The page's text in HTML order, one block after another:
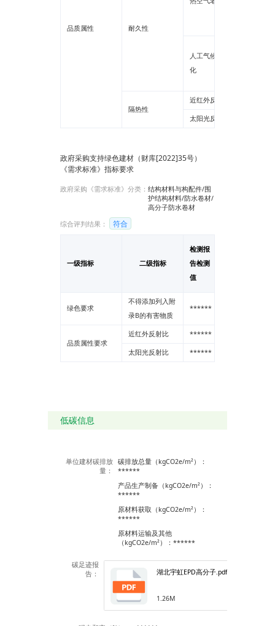
品质属性 耐久性
人工气候加速老
化
隔热性
近红外反射比
太阳光反射比
政府采购支持绿色建材（财库[2022]35号）
《需求标准》指标要求
政府采购《需求标准》分类：结构材料与构配件/围
护结构材料/防水卷材/
高分子防水卷材
综合评判结果：
符合
一级指标 二级指标
检测报
告检测
值
绿色要求
不得添加列入附
录B的有害物质
******
品质属性要求
近红外反射比 ******
太阳光反射比 ******
低碳信息
单位建材碳排放
量：
碳排放总量（kgCO2e/m²）：
******
产品生产制备（kgCO2e/m²）：
******
原材料获取（kgCO2e/m²）：
******
原材料运输及其他
（kgCO2e/m²）：******
碳足迹报
告：
湖北宇虹EPD高分子.pdf
1.26M